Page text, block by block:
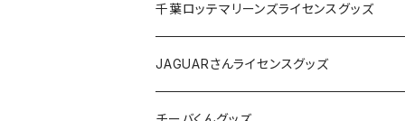
缶バッジ
ホテルキーホルダー
アクリルキーホルダー
ホテルキーホルダー
クリアファイル
キャップ
バッグ
ステッカー
Tシャツ
キャップ
バッグ
千葉ロッテマリーンズライセンスグッズ
ステッカー
ステッカー
缶バッジ
JAGUARさんライセンスグッズ
Tシャツ